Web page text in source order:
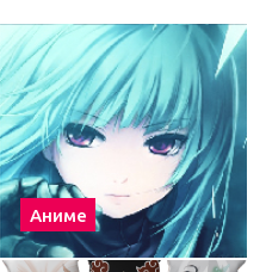
Аниме